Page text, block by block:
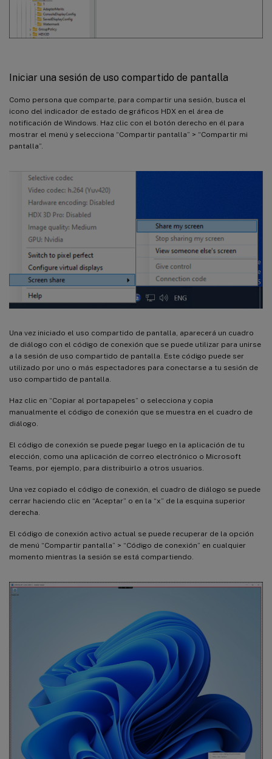
Iniciar una sesión de uso compartido de pantalla
Como persona que comparte, para compartir una sesión, busca el
icono del indicador de estado de gráficos HDX en el área de
notificación de Windows. Haz clic con el botón derecho en él para
mostrar el menú y selecciona “Compartir pantalla” > “Compartir mi
pantalla”.
Una vez iniciado el uso compartido de pantalla, aparecerá un cuadro
de diálogo con el código de conexión que se puede utilizar para unirse
a la sesión de uso compartido de pantalla. Este código puede ser
utilizado por uno o más espectadores para conectarse a tu sesión de
uso compartido de pantalla.
Haz clic en “Copiar al portapapeles” o selecciona y copia
manualmente el código de conexión que se muestra en el cuadro de
diálogo.
El código de conexión se puede pegar luego en la aplicación de tu
elección, como una aplicación de correo electrónico o Microsoft
Teams, por ejemplo, para distribuirlo a otros usuarios.
Una vez copiado el código de conexión, el cuadro de diálogo se puede
cerrar haciendo clic en “Aceptar” o en la “x” de la esquina superior
derecha.
El código de conexión activo actual se puede recuperar de la opción
de menú “Compartir pantalla” > “Código de conexión” en cualquier
momento mientras la sesión se está compartiendo.